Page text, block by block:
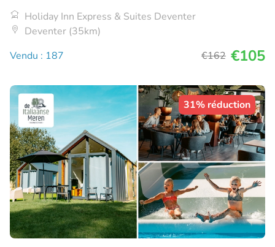
Holiday Inn Express & Suites Deventer
Deventer (35km)
Vendu : 187
€162 €105
31% réduction